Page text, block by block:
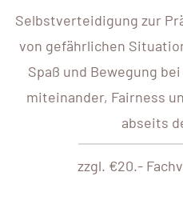
Selbstverteidigung zur
von gefährlichen
Spaß und Bewegung
miteinander, Fairness
abseits
zzgl. €20.-